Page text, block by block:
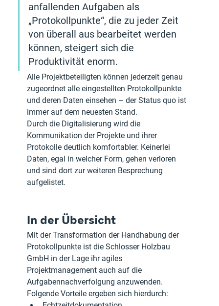
anfallenden Aufgaben als
„Protokollpunkte“, die zu jeder Zeit
von überall aus bearbeitet werden
können, steigert sich die
Produktivität enorm.
Alle Projektbeteiligten können jederzeit genau
zugeordnet alle eingestellten Protokollpunkte
und deren Daten einsehen – der Status quo ist
immer auf dem neuesten Stand.
Durch die Digitalisierung wird die
Kommunikation der Projekte und ihrer
Protokolle deutlich komfortabler. Keinerlei
Daten, egal in welcher Form, gehen verloren
und sind dort zur weiteren Besprechung
aufgelistet.
In der Übersicht
Mit der Transformation der Handhabung der
Protokollpunkte ist die Schlosser Holzbau
GmbH in der Lage ihr agiles
Projektmanagement auch auf die
Aufgabennachverfolgung anzuwenden.
Folgende Vorteile ergeben sich hierdurch: